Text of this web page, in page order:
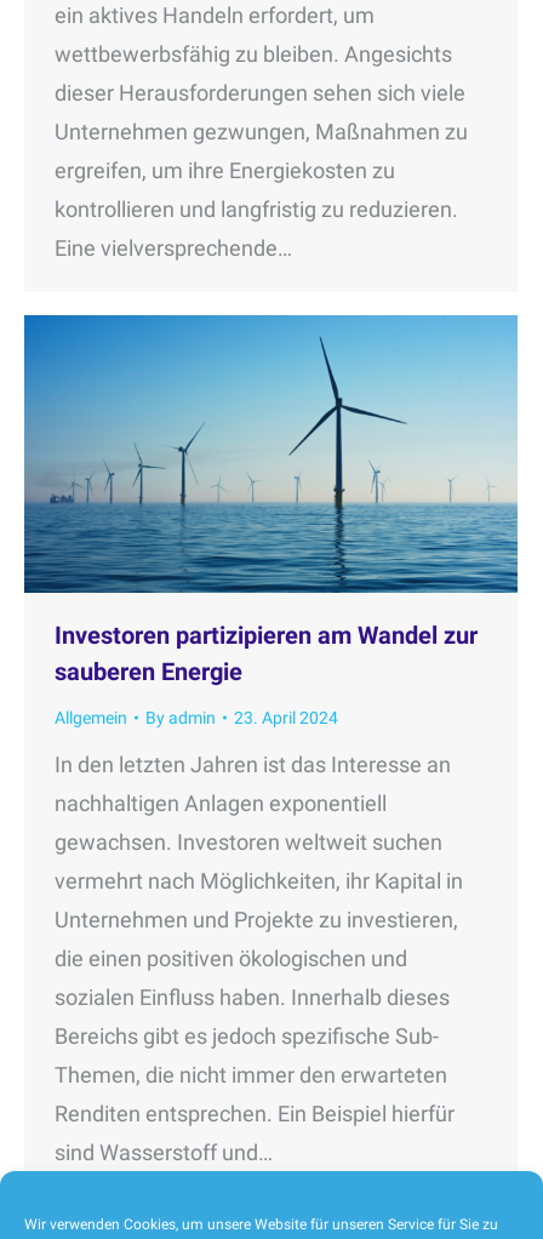
Wir verwenden Cookies, um unsere Website für unseren Service für Sie zu
ein aktives Handeln erfordert, um
wettbewerbsfähig zu bleiben. Angesichts
dieser Herausforderungen sehen sich viele
Unternehmen gezwungen, Maßnahmen zu
ergreifen, um ihre Energiekosten zu
kontrollieren und langfristig zu reduzieren.
Eine vielversprechende…
Investoren partizipieren am Wandel zur
sauberen Energie
Allgemein Byadmin 23. April 2024
In den letzten Jahren ist das Interesse an
nachhaltigen Anlagen exponentiell
gewachsen. Investoren weltweit suchen
vermehrt nach Möglichkeiten, ihr Kapital in
Unternehmen und Projekte zu investieren,
die einen positiven ökologischen und
sozialen Einfluss haben. Innerhalb dieses
Bereichs gibt es jedoch spezifische Sub-
Themen, die nicht immer den erwarteten
Renditen entsprechen. Ein Beispiel hierfür
sind Wasserstoff und…